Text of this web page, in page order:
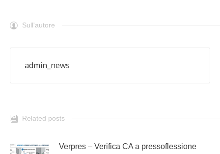
Sull'autore
admin_news
Related posts
Verpres – Verifica CA a pressoflessione